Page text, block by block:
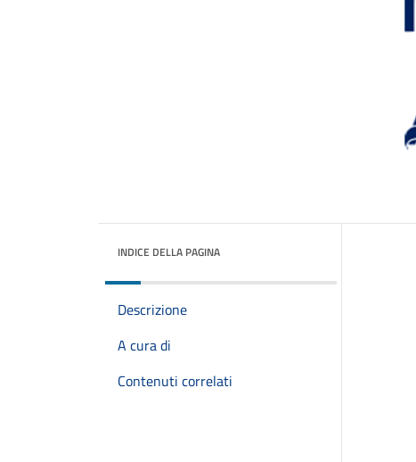
INDICE DELLA PAGINA
Descrizione
A cura di
Contenuti correlati